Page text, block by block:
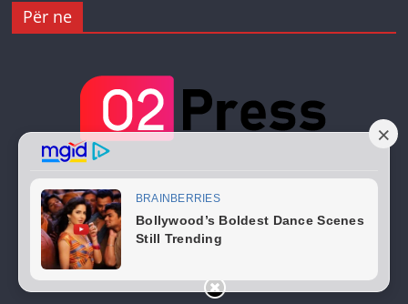
Për ne
Copyright © 202602 Press
Theme:ColorMag